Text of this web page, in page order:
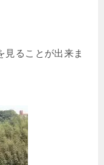
見ることが出来ま